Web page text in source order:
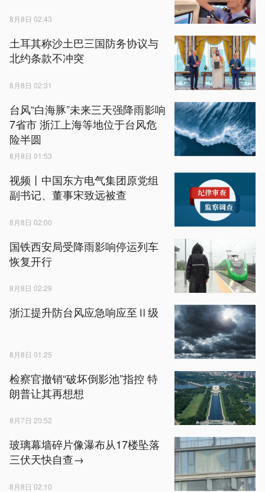
8月8日 02:43
土耳其称沙土巴三国防务协议与
北约条款不冲突
8月8日 02:31
台风“白海豚”未来三天强降雨影响
7省市 浙江上海等地位于台风危
险半圆
8月8日 01:53
视频丨中国东方电气集团原党组
副书记、董事宋致远被查
8月8日 02:00
国铁西安局受降雨影响停运列车
恢复开行
8月8日 02:29
浙江提升防台风应急响应至Ⅱ级
8月8日 01:25
检察官撤销“破坏倒影池”指控 特
朗普让其再想想
8月7日 20:52
玻璃幕墙碎片像瀑布从17楼坠落
三伏天快自查→
8月8日 02:10